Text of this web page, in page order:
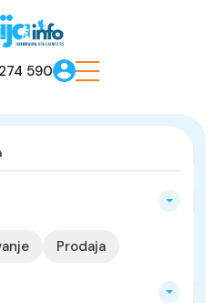
590
Prodaja